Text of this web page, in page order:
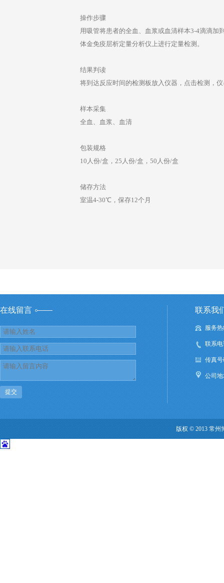
操作步骤
用吸管将患者的全血、血浆或血清样本3-4滴滴加
体金免疫层析定量分析仪上进行定量检测。
结果判读
将到达反应时间的检测板放入仪器，点击检测，
样本采集
全血、血浆、血清
包装规格
10人份/盒，25人份/盒，50人份/盒
储存方法
室温4-30℃，保存12个月
在线留言
提交
联系我
服务热
联系电
传真号
公司
版权 © 2013 常州